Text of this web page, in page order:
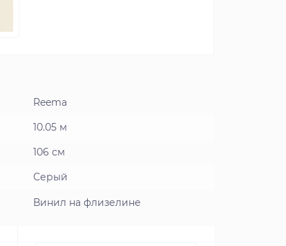
Reema
10.05 м
106 см
Серый
Винил на флизелине